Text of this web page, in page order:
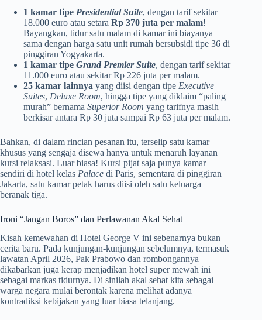
1 kamar tipe Presidential Suite, dengan tarif sekitar
18.000 euro atau setara Rp 370 juta per malam!
Bayangkan, tidur satu malam di kamar ini biayanya
sama dengan harga satu unit rumah bersubsidi tipe 36 di
pinggiran Yogyakarta.
1 kamar tipe Grand Premier Suite, dengan tarif sekitar
11.000 euro atau sekitar Rp 226 juta per malam.
25 kamar lainnya yang diisi dengan tipe Executive
Suites, Deluxe Room, hingga tipe yang diklaim “paling
murah” bernama Superior Room yang tarifnya masih
berkisar antara Rp 30 juta sampai Rp 63 juta per malam.
Bahkan, di dalam rincian pesanan itu, terselip satu kamar
khusus yang sengaja disewa hanya untuk menaruh layanan
kursi relaksasi. Luar biasa! Kursi pijat saja punya kamar
sendiri di hotel kelas Palace di Paris, sementara di pinggiran
Jakarta, satu kamar petak harus diisi oleh satu keluarga
beranak tiga.
Ironi “Jangan Boros” dan Perlawanan Akal Sehat
Kisah kemewahan di Hotel George V ini sebenarnya bukan
cerita baru. Pada kunjungan-kunjungan sebelumnya, termasuk
lawatan April 2026, Pak Prabowo dan rombongannya
dikabarkan juga kerap menjadikan hotel super mewah ini
sebagai markas tidurnya. Di sinilah akal sehat kita sebagai
warga negara mulai berontak karena melihat adanya
kontradiksi kebijakan yang luar biasa telanjang.